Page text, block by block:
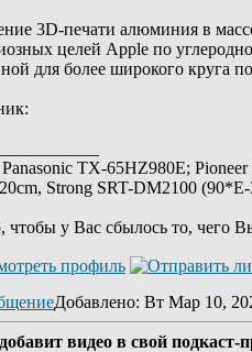
3D-печати алюминия в
целей Apple по
для более широкого круга
TX-65HZ980E;
Strong SRT-DM2100
чтобы у Вас сбылось то, чего
Добавлено: Вт Мар 10,
видео в свой подкаст-